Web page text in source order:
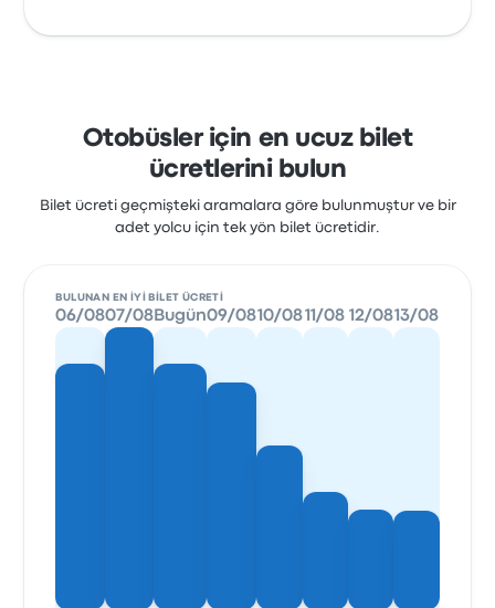
Otobüsler için en ucuz bilet
ücretlerini bulun
Bilet ücreti geçmişteki aramalara göre bulunmuştur ve bir
adet yolcu için tek yön bilet ücretidir.
BULUNAN EN IYI BILET ÜCRETI
06/0807/08 Bugün09/0810/0811/08 12/0813/08